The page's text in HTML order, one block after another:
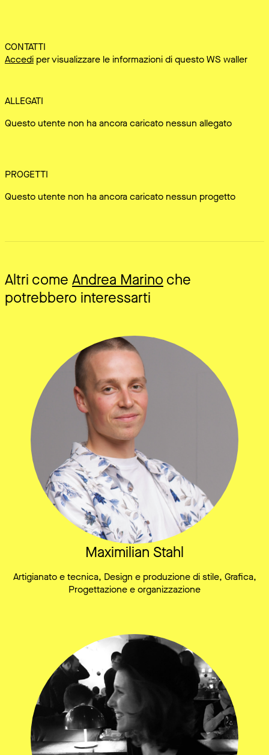
CONTATTI
Accedi per visualizzare le informazioni di questo WS waller
ALLEGATI
Questo utente non ha ancora caricato nessun allegato
PROGETTI
Questo utente non ha ancora caricato nessun progetto
Altri come Andrea Marino che
potrebbero interessarti
Maximilian Stahl
Artigianato e tecnica, Design e produzione di stile, Grafica,
Progettazione e organizzazione